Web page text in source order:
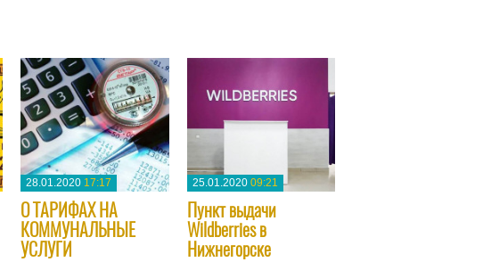
28.01.2020 17:17
​О ТАРИФАХ НА
КОММУНАЛЬНЫЕ
УСЛУГИ
25.01.2020 09:21
Пункт выдачи
Wildberries в
Нижнегорске